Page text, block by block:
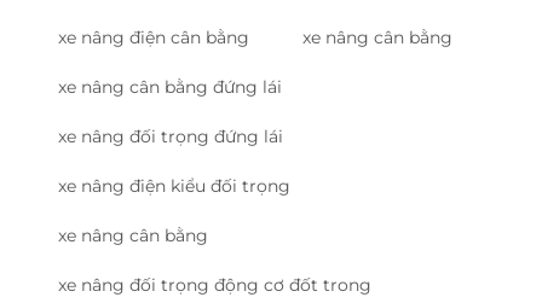
xe nâng điện cân bằng xe nâng cân bằng
xe nâng cân bằng đứng lái
xe nâng đối trọng đứng lái
xe nâng điện kiểu đối trọng
xe nâng cân bằng
xe nâng đối trọng động cơ đốt trong